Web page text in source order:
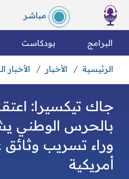
×
متفرقات
الأخبار العالمية
×
من
وين
مباشر
البرامج بودكاست
الرئيسية الأخبار الأخبار
جاك تيكسيرا:
بالحرس الوطني
وراء تسريب
أمريكية